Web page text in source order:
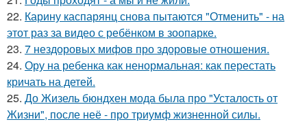
22. Карину каспарянц снова пытаются "Отменить" - на
этот раз за видео с ребёнком в зоопарке.
23. 7 нездоровых мифов про здоровые отношения.
24. Ору на ребенка как ненормальная: как перестать
кричать на детей.
25. До Жизель бюндхен мода была про "Усталость от
Жизни", после неё - про триумф жизненной силы.